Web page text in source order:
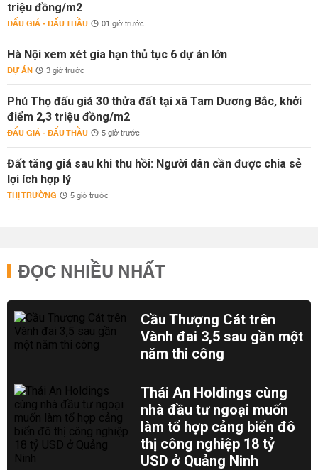
triệu đồng/m2
ĐẤU GIÁ - ĐẤU THẦU 01 giờ trước
Hà Nội xem xét gia hạn thủ tục 6 dự án lớn
DỰ ÁN 3 giờ trước
Phú Thọ đấu giá 30 thửa đất tại xã Tam Dương Bắc, khởi
điểm 2,3 triệu đồng/m2
ĐẤU GIÁ - ĐẤU THẦU 5 giờ trước
Đất tăng giá sau khi thu hồi: Người dân cần được chia sẻ
lợi ích hợp lý
THỊ TRƯỜNG 5 giờ trước
ĐỌC NHIỀU NHẤT
Cầu Thượng Cát trên
Vành đai 3,5 sau gần một
năm thi công
Thái An Holdings cùng
nhà đầu tư ngoại muốn
làm tổ hợp cảng biển đô
thị công nghiệp 18 tỷ
USD ở Quảng Ninh